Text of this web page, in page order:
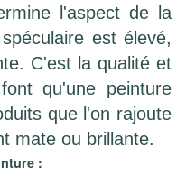
l'aspect de la
est élevé,
C'est la qualité et
qu'une peinture
que l'on rajoute
mate ou brillante.
: